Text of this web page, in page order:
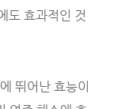
도 효과적인 것
뛰어난 효능이